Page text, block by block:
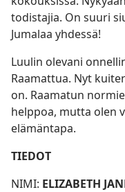
todistajia. On suuri
Jumalaa yhdessä!
Luulin olevani
Raamattua. Nyt
on. Raamatun
helppoa, mutta olen
elämäntapa.
TIEDOT
NIMI: ELIZABETH